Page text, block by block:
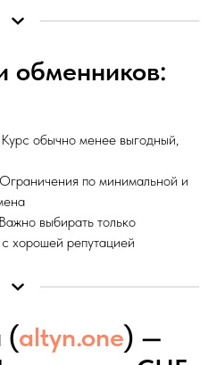
обменников:
Курс обычно менее выгодный,
Ограничения по минимальной и
Важно выбирать только
хорошей репутацией
(altyn.one) —